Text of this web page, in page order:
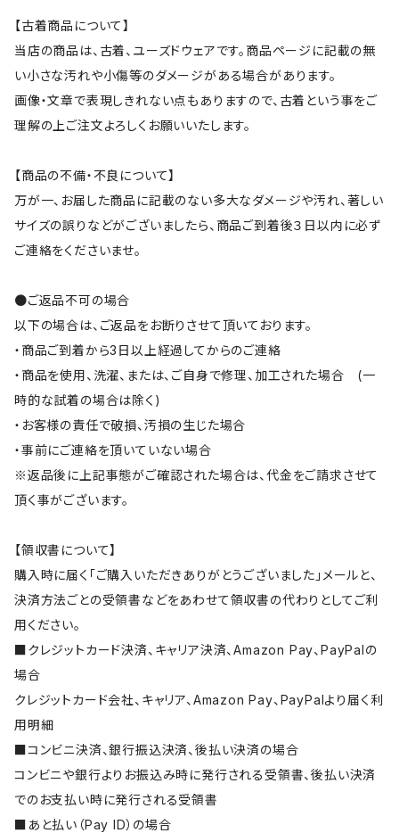
【古着商品について】
当店の商品は、古着、ユーズドウェアです。商品ページに記載の無
い小さな汚れや小傷等のダメージがある場合があります。
画像・文章で表現しきれない点もありますので、古着という事をご
理解の上ご注文よろしくお願いいたします。
【商品の不備・不良について】
万が一、お届した商品に記載のない多大なダメージや汚れ、著しい
サイズの誤りなどがございましたら、商品ご到着後３日以内に必ず
ご連絡をくださいませ。
●ご返品不可の場合
以下の場合は、ご返品をお断りさせて頂いております。
・商品ご到着から3日以上経過してからのご連絡
・商品を使用、洗濯、または、ご自身で修理、加工された場合 (一
時的な試着の場合は除く)
・お客様の責任で破損、汚損の生じた場合
・事前にご連絡を頂いていない場合
※返品後に上記事態がご確認された場合は、代金をご請求させて
頂く事がございます。
【領収書について】
購入時に届く「ご購入いただきありがとうございました」メールと、
決済方法ごとの受領書などをあわせて領収書の代わりとしてご利
用ください。
■クレジットカード決済、キャリア決済、Amazon Pay、PayPalの
場合
クレジットカード会社、キャリア、Amazon Pay、PayPalより届く利
用明細
■コンビニ決済、銀行振込決済、後払い決済の場合
コンビニや銀行よりお振込み時に発行される受領書、後払い決済
でのお支払い時に発行される受領書
■あと払い（Pay ID）の場合